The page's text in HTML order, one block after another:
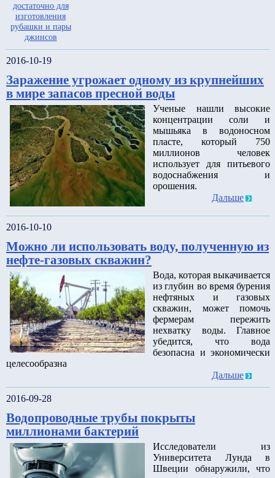
2016-10-19
Заражение угрожает одному из крупнейших
в мире запасов пресной воды
Ученые нашли высокие
концентрации соли и
мышьяка в водоносном
пласте, который 750
миллионов человек
использует для питьевого
водоснабжения и
орошения.
Дальше
2016-10-10
Можно ли использовать воду, полученную из
нефте-газовых скважин?
Вода, которая выкачивается
из глубин во время бурения
нефтяных и газовых
скважин, может помочь
фермерам пережить
нехватку воды. Главное
убедится, что вода
безопасна и экономически
целесообразна
Дальше
2016-09-28
Водопроводные трубы покрыты
миллионами бактерий
Исследователи из
Университета Лунда в
Швеции обнаружили, что